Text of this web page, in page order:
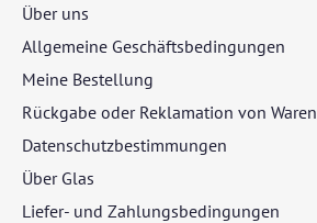
Über uns
Allgemeine Geschäftsbedingungen
Meine Bestellung
Rückgabe oder Reklamation von Waren
Datenschutzbestimmungen
Über Glas
Liefer- und Zahlungsbedingungen